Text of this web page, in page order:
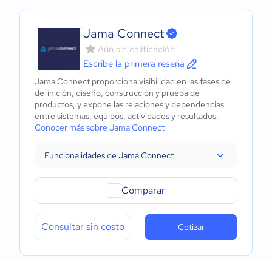
Jama Connect
Aún sin calificación
Escribe la primera reseña
Jama Connect proporciona visibilidad en las fases de
definición, diseño, construcción y prueba de
productos, y expone las relaciones y dependencias
entre sistemas, equipos, actividades y resultados.
Conocer más sobre Jama Connect
Funcionalidades de Jama Connect
Comparar
Consultar sin costo Cotizar